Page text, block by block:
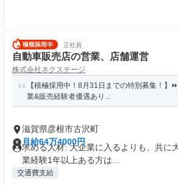
正社員
自動車販売店の営業、店舗運営
株式会社ネクステージ
【積極採用中！8月31日までの特別募集！】
業&販売経験者優遇あり...
滋賀県彦根市古沢町
月給64万4000円
求める人材: 大企業に入るよりも、共に
業経験1年以上ある方は...
交通費支給